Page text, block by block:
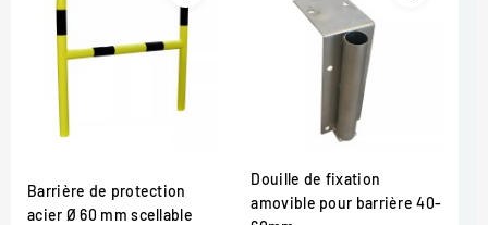
Barrière de protection
acier Ø 60 mm scellable
Douille de fixation
amovible pour barrière 40-